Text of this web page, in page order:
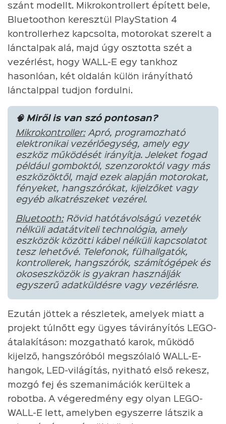
szánt modellt. Mikrokontrollert épített bele,
Bluetoothon keresztül PlayStation 4
kontrollerhez kapcsolta, motorokat szerelt a
lánctalpak alá, majd úgy osztotta szét a
vezérlést, hogy WALL-E egy tankhoz
hasonlóan, két oldalán külön irányítható
lánctalppal tudjon fordulni.
🧠 Miről is van szó pontosan?
Mikrokontroller:Apró, programozható
elektronikai vezérlőegység, amely egy
eszköz működését irányítja. Jeleket fogad
például gomboktól, szenzoroktól vagy más
eszközöktől, majd ezek alapján motorokat,
fényeket, hangszórókat, kijelzőket vagy
egyéb alkatrészeket vezérel.
Bluetooth:Rövid hatótávolságú vezeték
nélküli adatátviteli technológia, amely
eszközök közötti kábel nélküli kapcsolatot
tesz lehetővé. Telefonok, fülhallgatók,
kontrollerek, hangszórók, számítógépek és
okoseszközök is gyakran használják
egyszerű adatküldésre vagy vezérlésre.
Ezután jöttek a részletek, amelyek miatt a
projekt túlnőtt egy ügyes távirányítós LEGO-
átalakításon: mozgatható karok, működő
kijelző, hangszóróból megszólaló WALL-E-
hangok, LED-világítás, nyitható első rekesz,
mozgó fej és szemanimációk kerültek a
robotba. A végeredmény egy olyan LEGO-
WALL-E lett, amelyben egyszerre látszik a